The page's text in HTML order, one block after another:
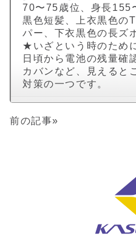
70〜75歳位、身長155
黒色短髪、上衣黒色の
パー、下衣黒色の長ズ
★いざという時のため
日頃から電池の残量確
カバンなど、見えると
対策の一つです。
前の記事»